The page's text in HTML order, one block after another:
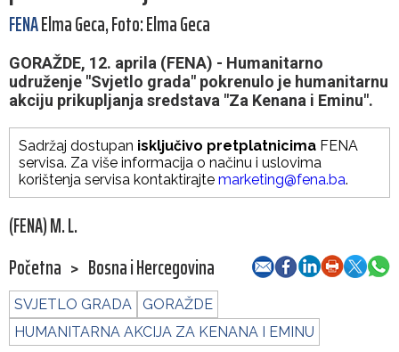
FENAElma Geca, Foto: Elma Geca
GORAŽDE, 12. aprila (FENA) - Humanitarno
udruženje "Svjetlo grada" pokrenulo je humanitarnu
akciju prikupljanja sredstava "Za Kenana i Eminu".
Sadržaj dostupan isključivo pretplatnicima FENA
servisa. Za više informacija o načinu i uslovima
korištenja servisa kontaktirajte marketing@fena.ba.
(FENA) M. L.
Početna > Bosna i Hercegovina
SVJETLO GRADA
GORAŽDE
HUMANITARNA AKCIJA ZA KENANA I EMINU